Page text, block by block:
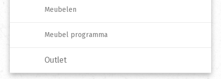
Meubelen
Meubel programma
Outlet